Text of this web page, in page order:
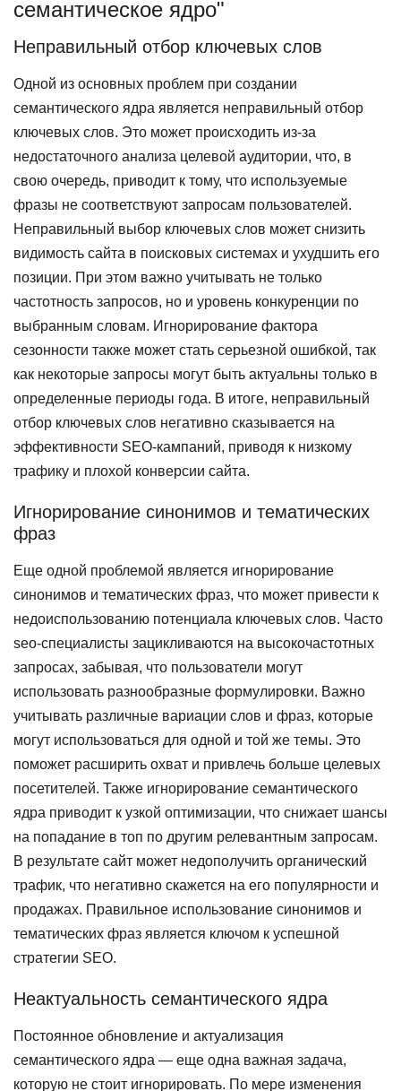
семантическое ядро"
Неправильный отбор ключевых слов
Одной из основных проблем при создании
семантического ядра является неправильный отбор
ключевых слов. Это может происходить из-за
недостаточного анализа целевой аудитории, что, в
свою очередь, приводит к тому, что используемые
фразы не соответствуют запросам пользователей.
Неправильный выбор ключевых слов может снизить
видимость сайта в поисковых системах и ухудшить его
позиции. При этом важно учитывать не только
частотность запросов, но и уровень конкуренции по
выбранным словам. Игнорирование фактора
сезонности также может стать серьезной ошибкой, так
как некоторые запросы могут быть актуальны только в
определенные периоды года. В итоге, неправильный
отбор ключевых слов негативно сказывается на
эффективности SEO-кампаний, приводя к низкому
трафику и плохой конверсии сайта.
Игнорирование синонимов и тематических
фраз
Еще одной проблемой является игнорирование
синонимов и тематических фраз, что может привести к
недоиспользованию потенциала ключевых слов. Часто
seo-специалисты зацикливаются на высокочастотных
запросах, забывая, что пользователи могут
использовать разнообразные формулировки. Важно
учитывать различные вариации слов и фраз, которые
могут использоваться для одной и той же темы. Это
поможет расширить охват и привлечь больше целевых
посетителей. Также игнорирование семантического
ядра приводит к узкой оптимизации, что снижает шансы
на попадание в топ по другим релевантным запросам.
В результате сайт может недополучить органический
трафик, что негативно скажется на его популярности и
продажах. Правильное использование синонимов и
тематических фраз является ключом к успешной
стратегии SEO.
Неактуальность семантического ядра
Постоянное обновление и актуализация
семантического ядра — еще одна важная задача,
которую не стоит игнорировать. По мере изменения